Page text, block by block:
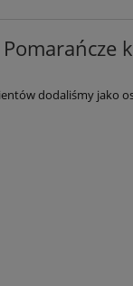
dodaliśmy jako